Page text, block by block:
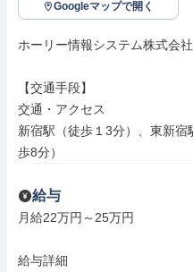
Googleマップで開く
ホーリー情報システム株式会社
【交通手段】
交通・アクセス
新宿駅（徒歩１3分）、東新
歩8分）
給与
月給22万円～25万円
給与詳細